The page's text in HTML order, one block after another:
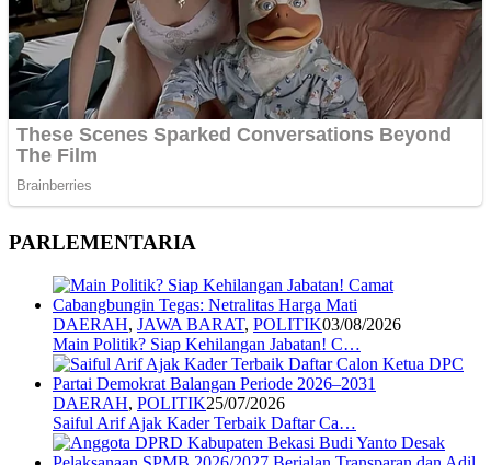
PARLEMENTARIA
DAERAH, JAWA BARAT, POLITIK03/08/2026
Main Politik? Siap Kehilangan Jabatan! C…
DAERAH, POLITIK25/07/2026
Saiful Arif Ajak Kader Terbaik Daftar Ca…